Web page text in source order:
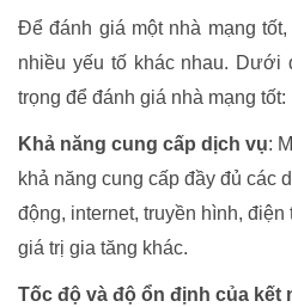
Để đánh giá một nhà mạng
nhiều yếu tố khác nhau. Dưới
trọng để đánh giá nhà mạng tốt:
Khả năng cung cấp dịch vụ:
khả năng cung cấp đầy đủ các
động, internet, truyền hình,
giá trị gia tăng khác.
Tốc độ và độ ổn định của kết